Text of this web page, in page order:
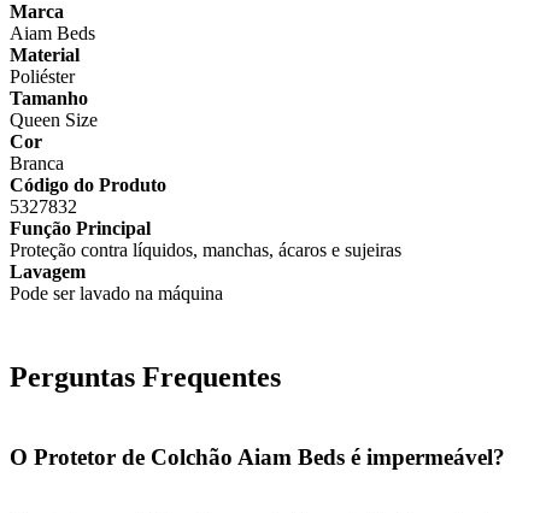
Marca
Aiam Beds
Material
Poliéster
Tamanho
Queen Size
Cor
Branca
Código do Produto
5327832
Função Principal
Proteção contra líquidos, manchas, ácaros e sujeiras
Lavagem
Pode ser lavado na máquina
Perguntas Frequentes
O Protetor de Colchão Aiam Beds é impermeável?